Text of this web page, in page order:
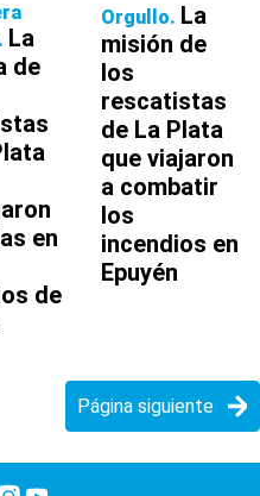
La
de
en
de
Orgullo La
misión de
los
rescatistas
de La Plata
que viajaron
a combatir
los
incendios en
Epuyén
Página siguiente